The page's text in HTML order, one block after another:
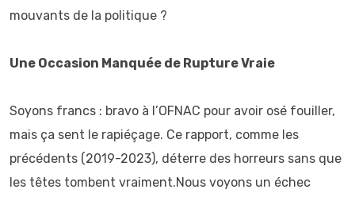
mouvants de la politique ?
Une Occasion Manquée de Rupture Vraie
Soyons francs : bravo à l’OFNAC pour avoir osé fouiller,
mais ça sent le rapiéçage. Ce rapport, comme les
précédents (2019-2023), déterre des horreurs sans que
les têtes tombent vraiment.Nous voyons un échec